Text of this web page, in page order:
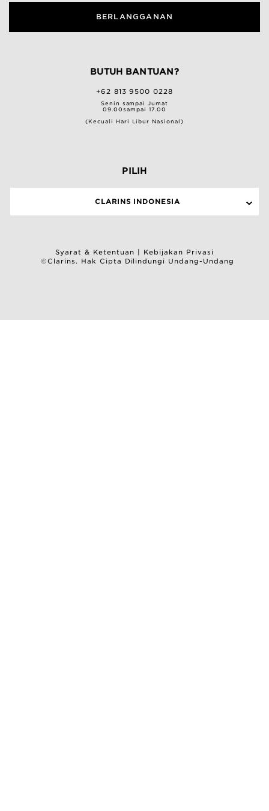
BERLANGGANAN
BUTUH BANTUAN?
+62 813 9500 0228
Senin sampai Jumat
09.00sampai 17.00
(Kecuali Hari Libur Nasional)
PILIH
CLARINS INDONESIA
Syarat & Ketentuan | Kebijakan Privasi
©Clarins. Hak Cipta Dilindungi Undang-Undang